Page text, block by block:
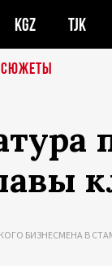
KGZ TJK
СЮЖЕТЫ
БИЗНЕСМЕНА В